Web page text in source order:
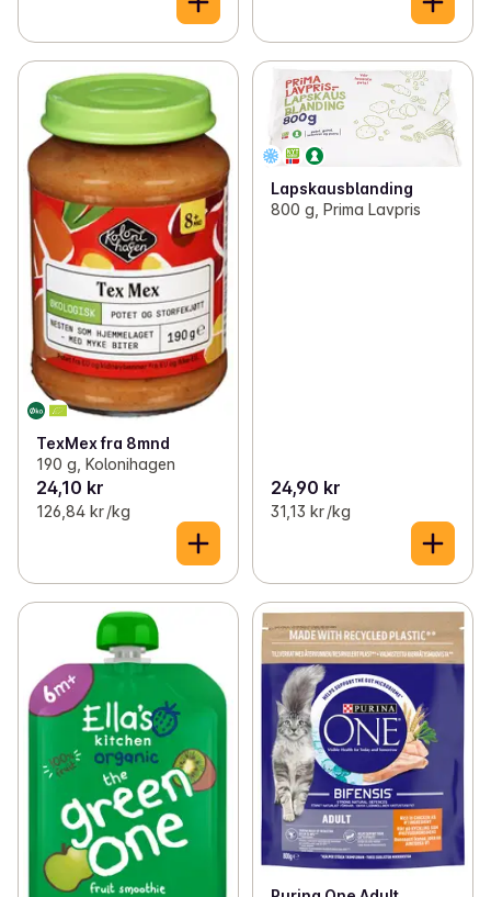
TexMex fra 8mnd
190 g, Kolonihagen
24,10 kr
126,84 kr /kg
Lapskausblanding
800 g, Prima Lavpris
24,90 kr
31,13 kr /kg